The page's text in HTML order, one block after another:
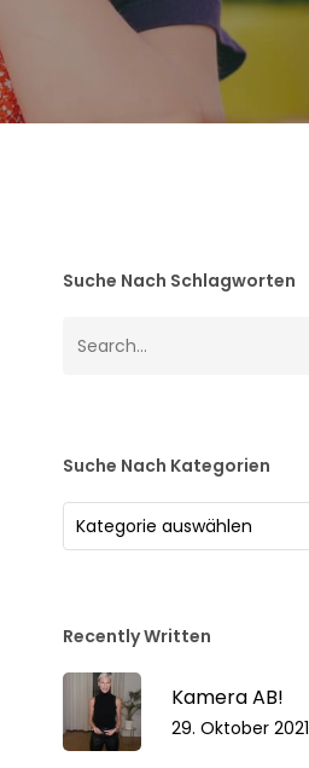
Suche Nach Schlagworten
Suche Nach Kategorien
Suche
nach
Kategorie auswählen
Recently Written
Kamera AB!
29. Oktober 2021